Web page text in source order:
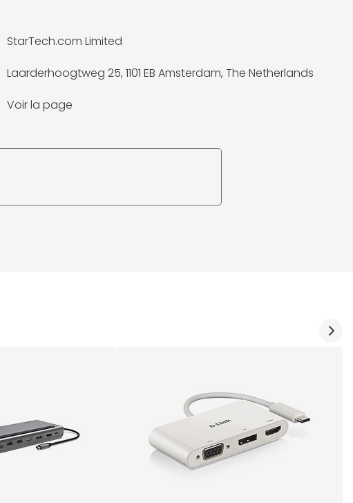
StarTech.com Limited
Laarderhoogtweg 25, 1101 EB Amsterdam, The Netherlands
Voir la page